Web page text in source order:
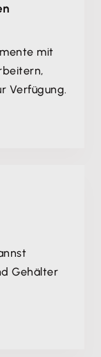
mit
Verfügung.
Gehälter